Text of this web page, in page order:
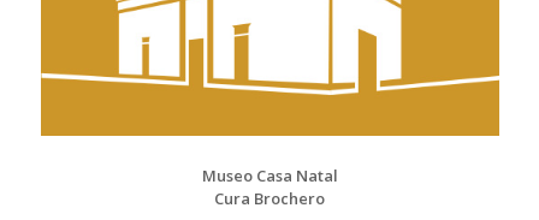
Museo Casa Natal
Cura Brochero